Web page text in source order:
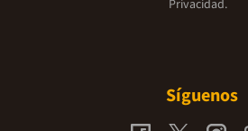
Privacidad.
Síguenos